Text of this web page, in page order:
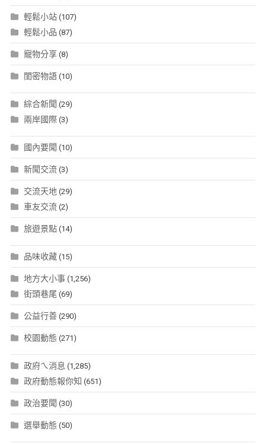
輕鬆小站(107)
輕鬆小品 (87)
寵物分享(8)
閨密物語(10)
綜合新聞 (29)
兩岸國際(3)
國內要聞 (10)
新聞交流(3)
交流天地 (29)
車友交流(2)
旅遊景點(14)
品味收藏(15)
地方大小事(1,256)
街頭巷尾 (69)
公益行善(290)
校園動態 (271)
政府ㄟ消息 (1,285)
政府動態報你知 (651)
政治要聞 (30)
選舉動態 (50)